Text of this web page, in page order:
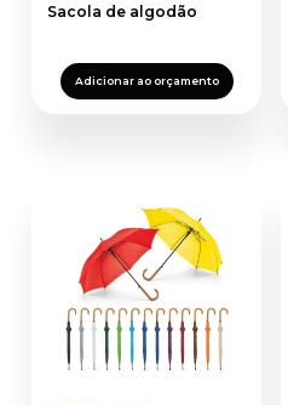
Sacola de algodão
Adicionar ao orçamento